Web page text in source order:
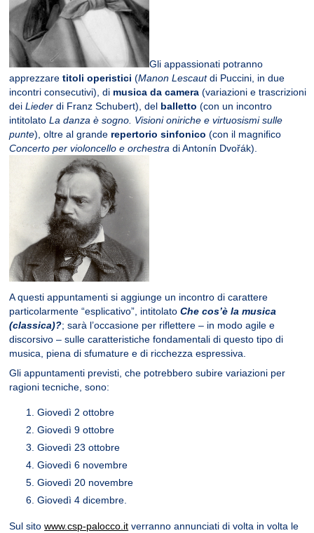
Gli appassionati potranno
apprezzaretitoli operistici (Manon Lescautdi Puccini, in due
incontri consecutivi), di musica da camera (variazioni e trascrizioni
deiLieder di Franz Schubert), del balletto (con un incontro
intitolatoLa danza è sogno. Visioni oniriche e virtuosismi sulle
punte), oltre al grande repertorio sinfonico (con il magnifico
Concerto per violoncello e orchestra di Antonín Dvořák).
A questi appuntamenti si aggiunge un incontro di carattere
particolarmente “esplicativo”, intitolatoChe cos’è la musica
(classica)?; sarà l’occasione per riflettere – in modo agile e
discorsivo – sulle caratteristiche fondamentali di questo tipo di
musica, piena di sfumature e di ricchezza espressiva.
Gli appuntamenti previsti, che potrebbero subire variazioni per
ragioni tecniche, sono:
Giovedì 2 ottobre
Giovedì 9 ottobre
Giovedì 23 ottobre
Giovedì 6 novembre
Giovedì 20 novembre
Giovedì 4 dicembre.
Sul sitowww.csp-palocco.it verranno annunciati di volta in volta le